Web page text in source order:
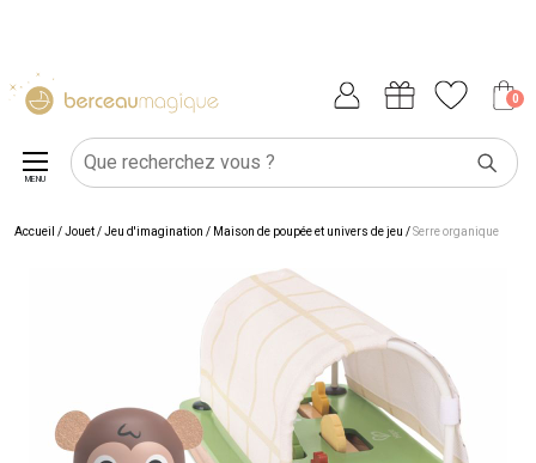
0
MENU
Accueil /Jouet/Jeu d'imagination / Maison de poupée et univers de jeu /Serre organique